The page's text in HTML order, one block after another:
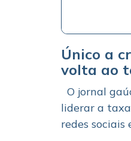
Único a
volta ao
O jornal
liderar a
redes sociais